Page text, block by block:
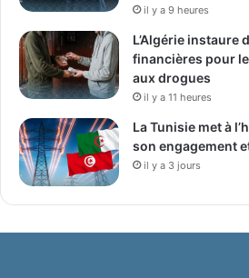
il y a 9 heures
L’Algérie instaure
financières pour
aux drogues
il y a 11 heures
La Tunisie met à
son engagement
il y a 3 jours